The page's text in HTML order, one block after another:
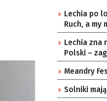
Lechia po
Ruch, a my
Lechia zna
Polski –
Meandry
Solniki